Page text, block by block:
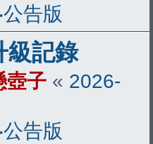
公告版
級記錄
壺子 « 2026-
公告版